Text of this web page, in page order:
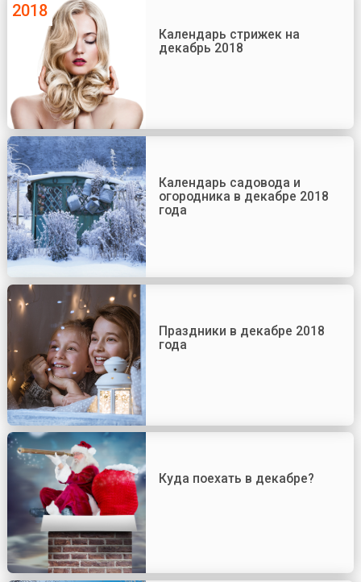
2018
Календарь стрижек на
декабрь 2018
Календарь садовода и
огородника в декабре 2018
года
Праздники в декабре 2018
года
Куда поехать в декабре?